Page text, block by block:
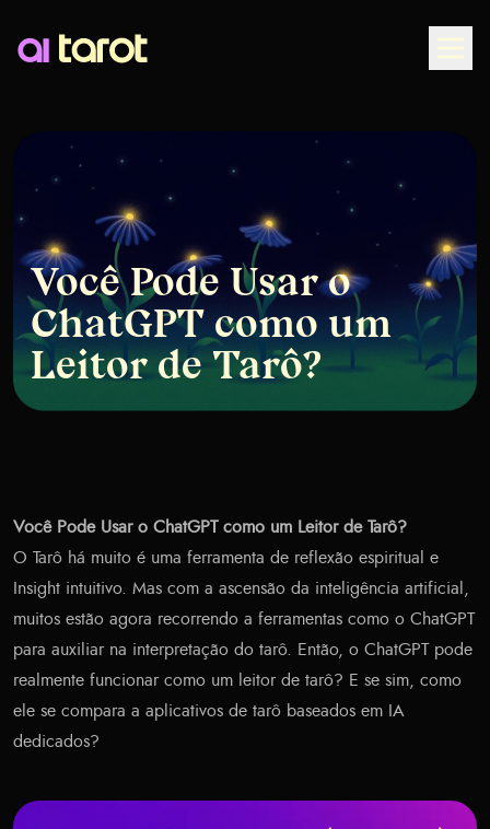
Você Pode Usar o
ChatGPT como um
Leitor de Tarô?
Você Pode Usar o ChatGPT como um Leitor de Tarô?
O Tarô há muito é uma ferramenta de reflexão espiritual e
Insight intuitivo. Mas com a ascensão da inteligência artificial,
muitos estão agora recorrendo a ferramentas como o ChatGPT
para auxiliar na interpretação do tarô. Então, o ChatGPT pode
realmente funcionar como um leitor de tarô? E se sim, como
ele se compara a aplicativos de tarô baseados em IA
dedicados?